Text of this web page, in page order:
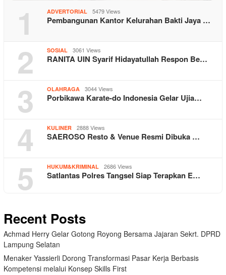
1 ADVERTORIAL 5479 Views
Pembangunan Kantor Kelurahan Bakti Jaya …
2 SOSIAL 3061 Views
RANITA UIN Syarif Hidayatullah Respon Be…
3 OLAHRAGA 3044 Views
Porbikawa Karate-do Indonesia Gelar Ujia…
4 KULINER 2888 Views
SAEROSO Resto & Venue Resmi Dibuka …
5 HUKUM&KRIMINAL 2686 Views
Satlantas Polres Tangsel Siap Terapkan E…
Recent Posts
Achmad Herry Gelar Gotong Royong Bersama Jajaran Sekrt. DPRD
Lampung Selatan
Menaker Yassierli Dorong Transformasi Pasar Kerja Berbasis
Kompetensi melalui Konsep Skills First